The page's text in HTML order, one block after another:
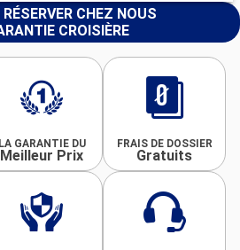
CHEZ NOUS
CROISIÈRE
LA GARANTIE DU
Meilleur Prix
FRAIS DE DOSSIER
Gratuits